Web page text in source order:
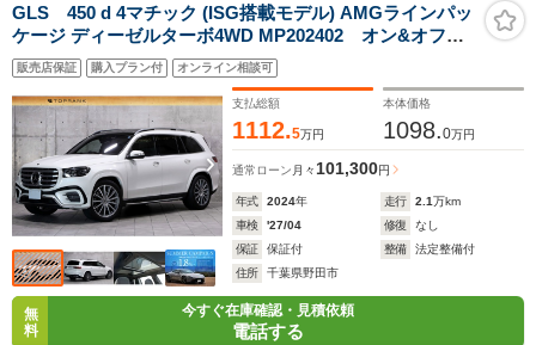
GLS 450 d 4マチック (ISG搭載モデル) AMGラインパッ
ケージ ディーゼルターボ4WD MP202402 オン&オフロ
ードエンジニアリングPKG パノラマSR 22インチAW E-
アクティブボディコントロール 黒革 シートクーラー/ヒー
ター Burmesterサウンド HUD MBUX-ARナビ フルセグ
360度カメラ 1オーナー 新車保証
販売店保証 購入プラン付 オンライン相談可
支払総額
1112.5万円
本体価格
1098.0万円
通常ローン 月々 101,300円
年式 2024年 走行 2.1万km
車検
'27/04 修復
なし
保証
保証付 整備
法定整備付
住所
千葉県野田市
無
料
今すぐ在庫確認・見積依頼
電話する